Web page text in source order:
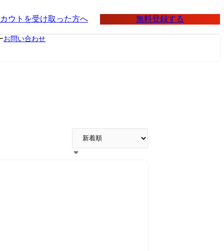
ウトを受け取った方へ 無料登録する
お問い合わせ